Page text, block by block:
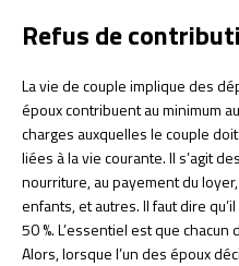
Refus de
La vie de couple implique des
époux contribuent au minimum
charges auxquelles le couple
liées à la vie courante. Il s’agit
nourriture, au payement du
enfants, et autres. Il faut dire
50 %. L’essentiel est que
Alors, lorsque l’un des époux